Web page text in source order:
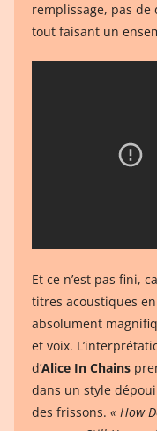
remplissage, pas
tout faisant un
Et ce n’est pas fini,
titres acoustiques
absolument
et voix.
d’Alice In Chains
dans un style
des frissons. « How